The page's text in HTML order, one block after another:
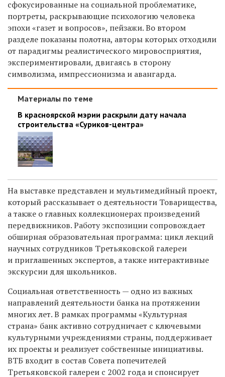
сфокусированные на социальной проблематике,
портреты, раскрывающие психологию человека
эпохи «газет и вопросов», пейзажи. Во втором
разделе показаны полотна, авторы которых отходили
от парадигмы реалистического мировосприятия,
экспериментировали, двигаясь в сторону
символизма, импрессионизма и авангарда.
Материалы по теме
В красноярской мэрии раскрыли дату начала
строительства «Суриков-центра»
На выставке представлен и мультимедийный проект,
который рассказывает о деятельности Товарищества,
а также о главных коллекционерах произведений
передвижников. Работу экспозиции сопровождает
обширная образовательная программа: цикл лекций
научных сотрудников Третьяковской галереи
и приглашенных экспертов, а также интерактивные
экскурсии для школьников.
Социальная ответственность — одно из важных
направлений деятельности банка на протяжении
многих лет. В рамках программы «Культурная
страна» банк активно сотрудничает с ключевыми
культурными учреждениями страны, поддерживает
их проекты и реализует собственные инициативы.
ВТБ входит в состав Совета попечителей
Третьяковской галереи с 2002 года и спонсирует